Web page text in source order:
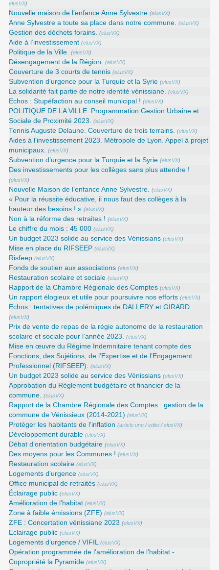
elusVX)
Nouvelle maison de l’enfance Anne Sylvestre (elusVX)
Anne Sylvestre a toute sa place dans notre commune. (elusVX)
Gestion des déchets forains. (elusVX)
Aide à l’investissement (elusVX)
Politique de la Ville. (elusVX)
Désengagement de la Région. (elusVX)
Couverture de 3 courts de tennis (elusVX)
Subvention d’urgence pour la Turquie et la Syrie (elusVX)
La solidarité fait partie de notre identité vénissiane. (elusVX)
Echos : Stupéfaction au conseil municipal ! (elusVX)
POLITIQUE DE LA VILLE. Programmation Gestion Urbaine et
Sociale de Proximité 2023. (elusVX)
Tennis Auguste Delaune. Couverture de trois terrains. (elusVX)
Aides à l’investissement 2023. Métropole de Lyon. Appel à projet
municipaux. (elusVX)
Subvention d’urgence pour la Turquie et la Syrie (elusVX)
Des investissements pour les collèges sans plus attendre !
(elusVX)
Nouvelle Maison de l’enfance Anne Sylvestre. (elusVX)
« Pour la réussite éducative, il nous faut des collèges à la
hauteur des besoins ! » (elusVX)
Non à la réforme des retraites ! (elusVX)
Le chiffre du mois : 45 000 (elusVX)
Un budget 2023 solide au service des Vénissians (elusVX)
Mise en place du RIFSEEP (elusVX)
Risfeep (elusVX)
Fonds de soutien aux associations (elusVX)
Restauration scolaire et sociale (elusVX)
Rapport de la Chambre Régionale des Comptes (elusVX)
Un rapport élogieux et utile pour poursuivre nos efforts (elusVX)
Echos : tentatives de polémiques de DALLERY et GIRARD
(elusVX)
Prix de vente de repas de la régie autonome de la restauration
scolaire et sociale pour l’année 2023. (elusVX)
Mise en œuvre du Régime Indemnitaire tenant compte des
Fonctions, des Sujétions, de l’Expertise et de l’Engagement
Professionnel (RIFSEEP). (elusVX)
Un budget 2023 solide au service des Vénissians (elusVX)
Approbation du Règlement budgétaire et financier de la
commune. (elusVX)
Rapport de la Chambre Régionale des Comptes : gestion de la
commune de Vénissieux (2014-2021) (elusVX)
Protéger les habitants de l’inflation (article une/edito/elusVX)
Développement durable (elusVX)
Débat d’orientation budgétaire (elusVX)
Des moyens pour les Communes ! (elusVX)
Restauration scolaire (elusVX)
Logements d’urgence (elusVX)
Office municipal de retraités (elusVX)
Éclairage public (elusVX)
Amélioration de l’habitat (elusVX)
Zone à faible émissions (ZFE) (elusVX)
ZFE : Concertation vénissiane 2023 (elusVX)
Eclairage public (elusVX)
Logements d’urgence / VIFIL (elusVX)
Opération programmée de l’amélioration de l’habitat -
Copropriété la Pyramide (elusVX)